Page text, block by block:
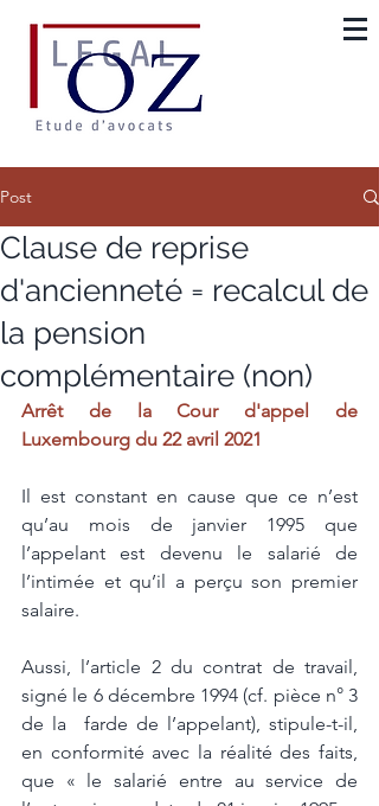
Post
Clause de reprise
d'ancienneté = recalcul de
la pension
complémentaire (non)
Arrêt de la Cour d'appel de
Luxembourg du 22 avril 2021
Il est constant en cause que ce n’est
qu’au mois de janvier 1995 que
l’appelant est devenu le salarié de
l’intimée et qu’il a perçu son premier
salaire.
Aussi, l’article 2 du contrat de travail,
signé le 6 décembre 1994 (cf. pièce n° 3
de la  farde de l’appelant), stipule-t-il,
en conformité avec la réalité des faits,
que « le salarié entre au service de